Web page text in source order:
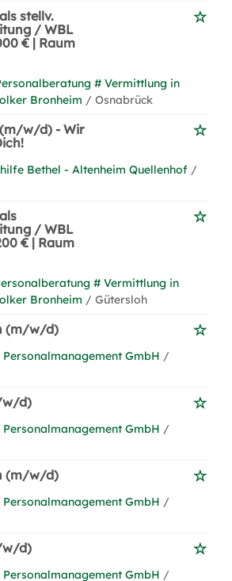
stellv.
/ WBL
€ | Raum
# Vermittlung in
Bronheim / Osnabrück
w/d) - Wir
Bethel - Altenheim Quellenhof /
/ WBL
€ | Raum
# Vermittlung in
Bronheim / Gütersloh
(m/w/d)
Personalmanagement GmbH /
w/d)
Personalmanagement GmbH /
(m/w/d)
Personalmanagement GmbH /
w/d)
Personalmanagement GmbH /